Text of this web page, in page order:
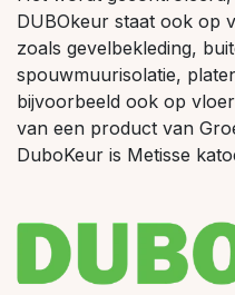
DUBOkeur staat ook op
zoals gevelbekleding,
spouwmuurisolatie,
bijvoorbeeld ook op
van een product van
DuboKeur is Metisse